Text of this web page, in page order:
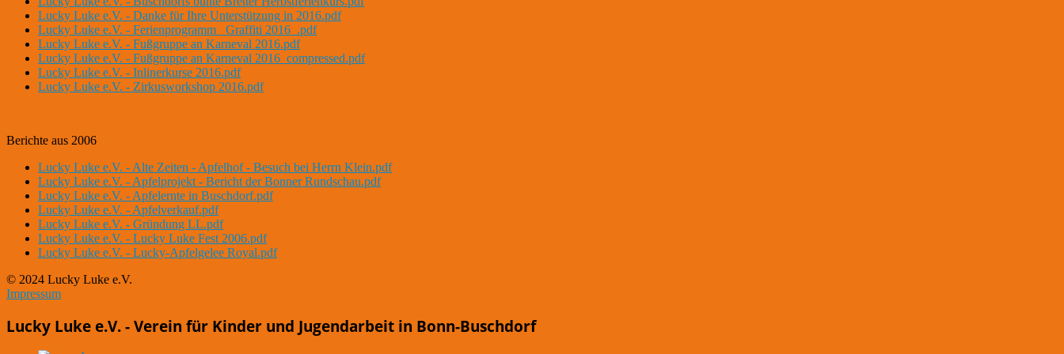
Lucky Luke e.V. - Danke für Ihre Unterstützung in 2016.pdf
Lucky Luke e.V. - Ferienprogramm _Graffiti 2016_.pdf
Lucky Luke e.V. - Fußgruppe an Karneval 2016.pdf
Lucky Luke e.V. - Fußgruppe an Karneval 2016_compressed.pdf
Lucky Luke e.V. - Inlinerkurse 2016.pdf
Lucky Luke e.V. - Zirkusworkshop 2016.pdf
Berichte aus 2006
Lucky Luke e.V. - Alte Zeiten - Apfelhof - Besuch bei Herrn Klein.pdf
Lucky Luke e.V. - Apfelprojekt - Bericht der Bonner Rundschau.pdf
Lucky Luke e.V. - Apfelernte in Buschdorf.pdf
Lucky Luke e.V. - Apfelverkauf.pdf
Lucky Luke e.V. - Gründung LL.pdf
Lucky Luke e.V. - Lucky Luke Fest 2006.pdf
Lucky Luke e.V. - Lucky-Apfelgelee Royal.pdf
© 2024 Lucky Luke e.V.
Impressum
Lucky Luke e.V. - Verein für Kinder und Jugendarbeit in Bonn-Buschdorf